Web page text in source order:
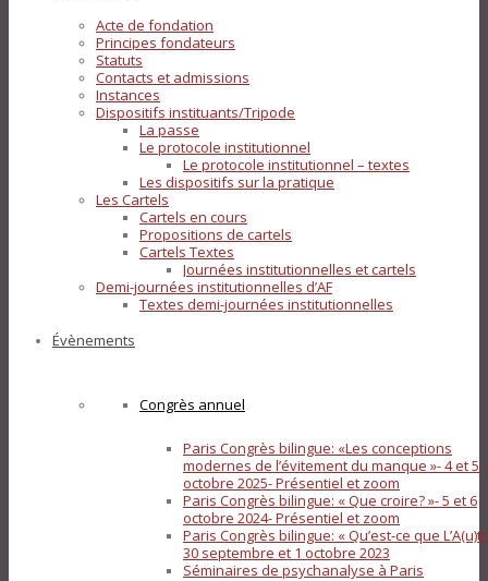
Acte de fondation
Principes fondateurs
Statuts
Contacts et admissions
Instances
Dispositifs instituants/Tripode
La passe
Le protocole institutionnel
Le protocole institutionnel – textes
Les dispositifs sur la pratique
Les Cartels
Cartels en cours
Propositions de cartels
Cartels Textes
Journées institutionnelles et cartels
Demi-journées institutionnelles d’AF
Textes demi-journées institutionnelles
Évènements
Congrès annuel
Paris Congrès bilingue: «Les conceptions
modernes de l’évitement du manque »- 4 et 5
octobre 2025- Présentiel et zoom
Paris Congrès bilingue: « Que croire? »- 5 et 6
octobre 2024- Présentiel et zoom
Paris Congrès bilingue: « Qu’est-ce que
30 septembre et 1 octobre 2023
Séminaires de psychanalyse à Paris